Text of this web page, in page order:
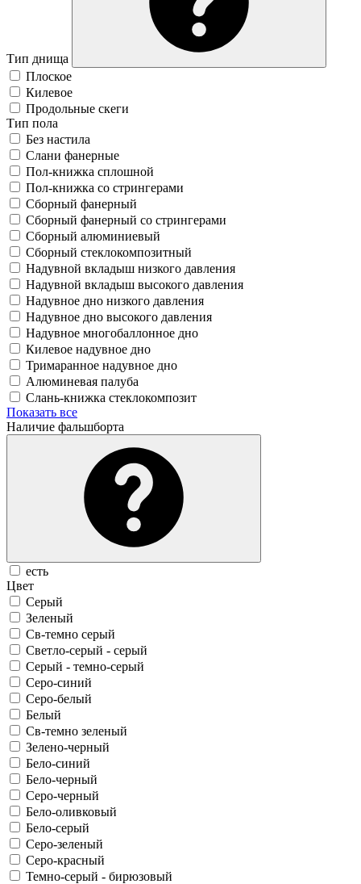
Тип днища
Плоское
Килевое
Продольные скеги
Тип пола
Без настила
Слани фанерные
Пол-книжка сплошной
Пол-книжка со стрингерами
Сборный фанерный
Сборный фанерный со стрингерами
Сборный алюминиевый
Сборный стеклокомпозитный
Надувной вкладыш низкого давления
Надувной вкладыш высокого давления
Надувное дно низкого давления
Надувное дно высокого давления
Надувное многобаллонное дно
Килевое надувное дно
Тримаранное надувное дно
Алюминевая палуба
Слань-книжка стеклокомпозит
Показать все
Наличие фальшборта
есть
Цвет
Серый
Зеленый
Св-темно серый
Светло-серый - серый
Серый - темно-серый
Серо-синий
Серо-белый
Белый
Св-темно зеленый
Зелено-черный
Бело-синий
Бело-черный
Серо-черный
Бело-оливковый
Бело-серый
Серо-зеленый
Серо-красный
Темно-серый - бирюзовый